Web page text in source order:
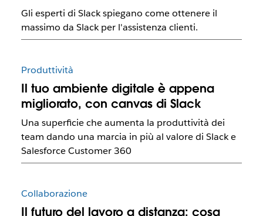
Gli esperti di Slack spiegano come ottenere il
massimo da Slack per l'assistenza clienti.
Produttività
Il tuo ambiente digitale è appena
migliorato, con canvas di Slack
Una superficie che aumenta la produttività dei
team dando una marcia in più al valore di Slack e
Salesforce Customer 360
Collaborazione
Il futuro del lavoro a distanza: cosa